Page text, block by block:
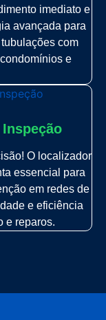
imediato e
avançada para
com
e
O localizador
essencial para
em redes de
e eficiência
e reparos.